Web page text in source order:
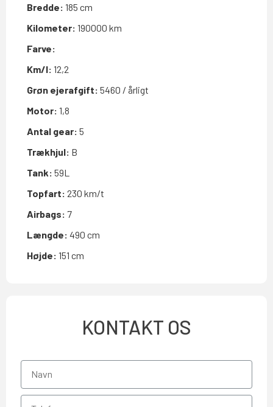
Bredde: 185 cm
Kilometer: 190000 km
Farve:
Km/l: 12,2
Grøn ejerafgift: 5460 / årligt
Motor: 1,8
Antal gear: 5
Trækhjul: B
Tank: 59L
Topfart: 230 km/t
Airbags: 7
Længde: 490 cm
Højde: 151 cm
KONTAKT OS